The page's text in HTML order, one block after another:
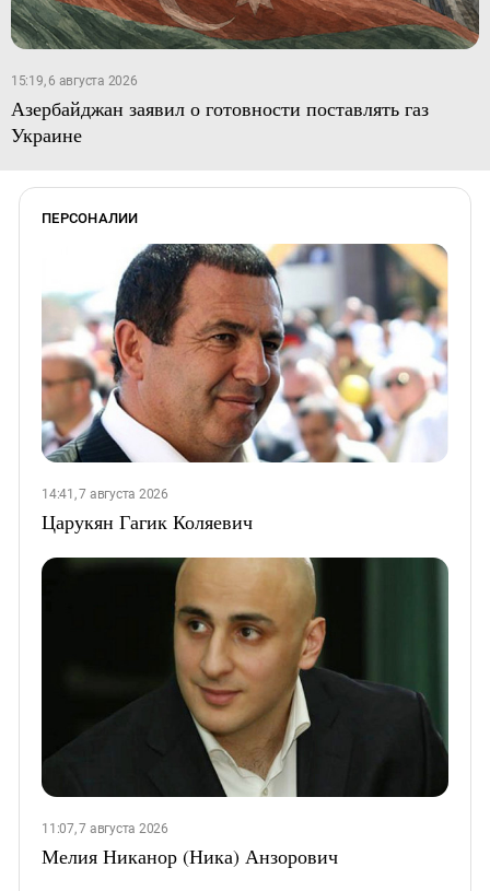
15:19, 6 августа 2026
Азербайджан заявил о готовности поставлять газ
Украине
ПЕРСОНАЛИИ
14:41, 7 августа 2026
Царукян Гагик Коляевич
11:07, 7 августа 2026
Мелия Никанор (Ника) Анзорович